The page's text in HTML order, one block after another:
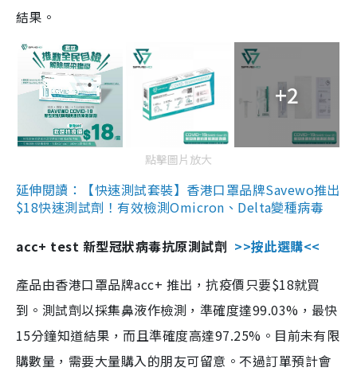
結果。
+2
點擊圖片放大
延伸閱讀：【快速測試套裝】香港口罩品牌Savewo推出
$18快速測試劑！有效檢測Omicron、Delta變種病毒
acc+ test 新型冠狀病毒抗原測試劑 >>按此選購<<
產品由香港口罩品牌acc+ 推出，抗疫價只要$18就買
到。測試劑以採集鼻液作檢測，準確度達99.03%，最快
15分鐘知道結果，而且準確度高達97.25%。目前未有限
購數量，需要大量購入的朋友可留意。不過訂單預計會